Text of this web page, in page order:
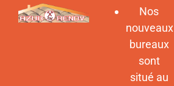
Nos
nouveaux
bureaux
sont
situé au